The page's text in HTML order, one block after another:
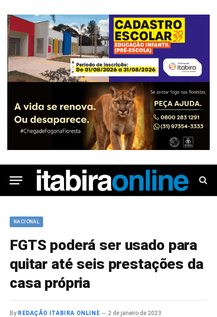
NACIONAL
FGTS poderá ser usado para
quitar até seis prestações da
casa própria
By REDAÇÃO ITABIRA ONLINE
2 de janeiro de 2023